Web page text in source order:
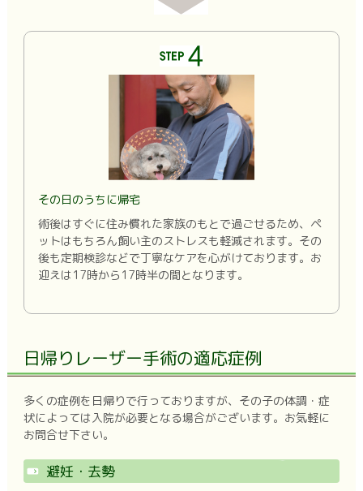
その日のうちに帰宅
術後はすぐに住み慣れた家族のもとで過ごせるため、ペ
ットはもちろん飼い主のストレスも軽減されます。その
後も定期検診などで丁寧なケアを心がけております。お
迎えは17時から17時半の間となります。
日帰りレーザー手術の適応症例
多くの症例を日帰りで行っておりますが、その子の体調・症
状によっては入院が必要となる場合がございます。お気軽に
お問合せ下さい。
避妊・去勢